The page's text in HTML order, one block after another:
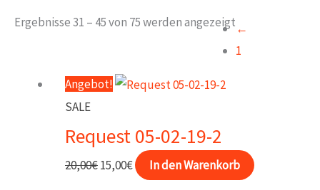
Ergebnisse 31 – 45 von 75 werden angezeigt
Angebot!
SALE
Request 05-02-19-2
20,00€Ursprünglicher
15,00€Aktueller
In den Warenkorb
←
1